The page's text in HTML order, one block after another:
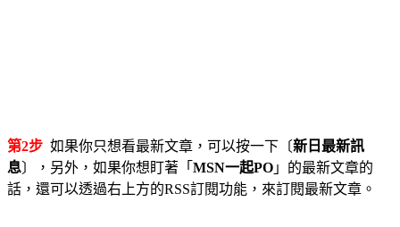
第2步 如果你只想看最新文章，可以按一下〔新日最新訊
息〕，另外，如果你想盯著「 MSN一起PO 」的最新文章的
話，還可以透過右上方的RSS訂閱功能，來訂閱最新文章。